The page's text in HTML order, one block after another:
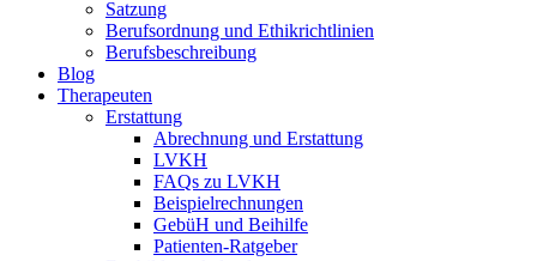
Satzung
Berufsordnung und Ethikrichtlinien
Berufsbeschreibung
Blog
Therapeuten
Erstattung
Abrechnung und Erstattung
LVKH
FAQs zu LVKH
Beispielrechnungen
GebüH und Beihilfe
Patienten-Ratgeber